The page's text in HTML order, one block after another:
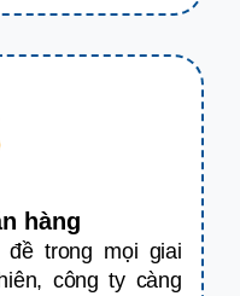
hàng
trong mọi giai
công ty càng